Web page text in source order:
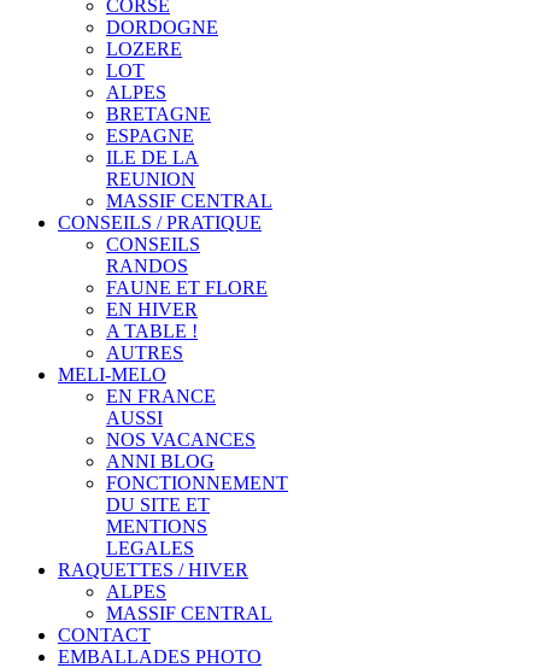
CORSE
DORDOGNE
LOZERE
LOT
ALPES
BRETAGNE
ESPAGNE
ILE DE LA
REUNION
MASSIF CENTRAL
CONSEILS / PRATIQUE
CONSEILS
RANDOS
FAUNE ET FLORE
EN HIVER
A TABLE !
AUTRES
MELI-MELO
EN FRANCE
AUSSI
NOS VACANCES
ANNI BLOG
FONCTIONNEMENT
DU SITE ET
MENTIONS
LEGALES
RAQUETTES / HIVER
ALPES
MASSIF CENTRAL
CONTACT
EMBALLADES PHOTO